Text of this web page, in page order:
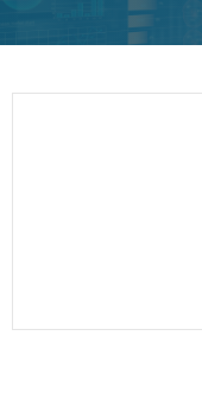
ЖИВОТ